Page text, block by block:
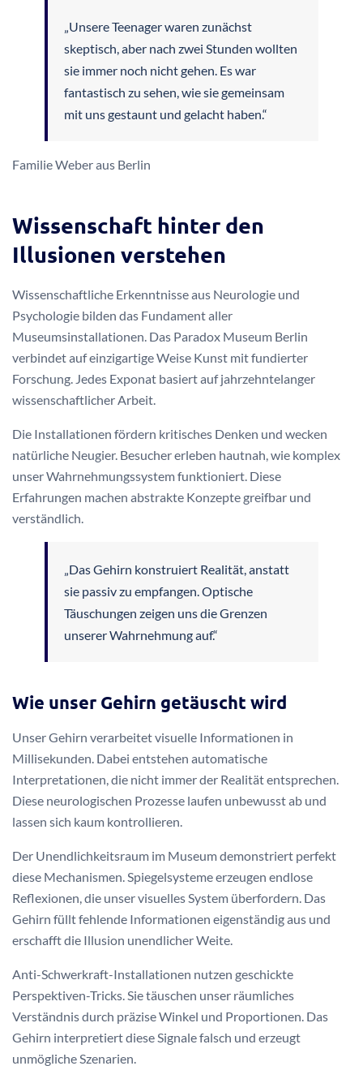
„Unsere Teenager waren zunächst
skeptisch, aber nach zwei Stunden wollten
sie immer noch nicht gehen. Es war
fantastisch zu sehen, wie sie gemeinsam
mit uns gestaunt und gelacht haben.“
Familie Weber aus Berlin
Wissenschaft hinter den
Illusionen verstehen
Wissenschaftliche Erkenntnisse aus Neurologie und
Psychologie bilden das Fundament aller
Museumsinstallationen. Das Paradox Museum Berlin
verbindet auf einzigartige Weise Kunst mit fundierter
Forschung. Jedes Exponat basiert auf jahrzehntelanger
wissenschaftlicher Arbeit.
Die Installationen fördern kritisches Denken und wecken
natürliche Neugier. Besucher erleben hautnah, wie komplex
unser Wahrnehmungssystem funktioniert. Diese
Erfahrungen machen abstrakte Konzepte greifbar und
verständlich.
„Das Gehirn konstruiert Realität, anstatt
sie passiv zu empfangen. Optische
Täuschungen zeigen uns die Grenzen
unserer Wahrnehmung auf.“
Wie unser Gehirn getäuscht wird
Unser Gehirn verarbeitet visuelle Informationen in
Millisekunden. Dabei entstehen automatische
Interpretationen, die nicht immer der Realität entsprechen.
Diese neurologischen Prozesse laufen unbewusst ab und
lassen sich kaum kontrollieren.
Der Unendlichkeitsraum im Museum demonstriert perfekt
diese Mechanismen. Spiegelsysteme erzeugen endlose
Reflexionen, die unser visuelles System überfordern. Das
Gehirn füllt fehlende Informationen eigenständig aus und
erschafft die Illusion unendlicher Weite.
Anti-Schwerkraft-Installationen nutzen geschickte
Perspektiven-Tricks. Sie täuschen unser räumliches
Verständnis durch präzise Winkel und Proportionen. Das
Gehirn interpretiert diese Signale falsch und erzeugt
unmögliche Szenarien.